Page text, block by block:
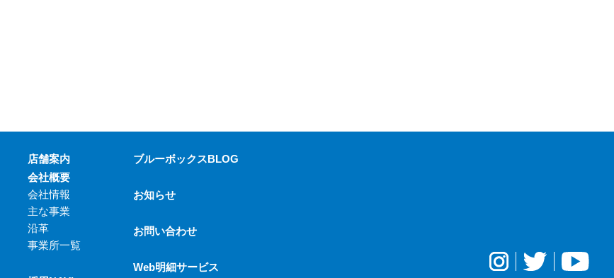
店舗案内
会社概要
会社情報
主な事業
沿革
事業所一覧
ブルーボックスBLOG
お知らせ
お問い合わせ
Web明細サービス